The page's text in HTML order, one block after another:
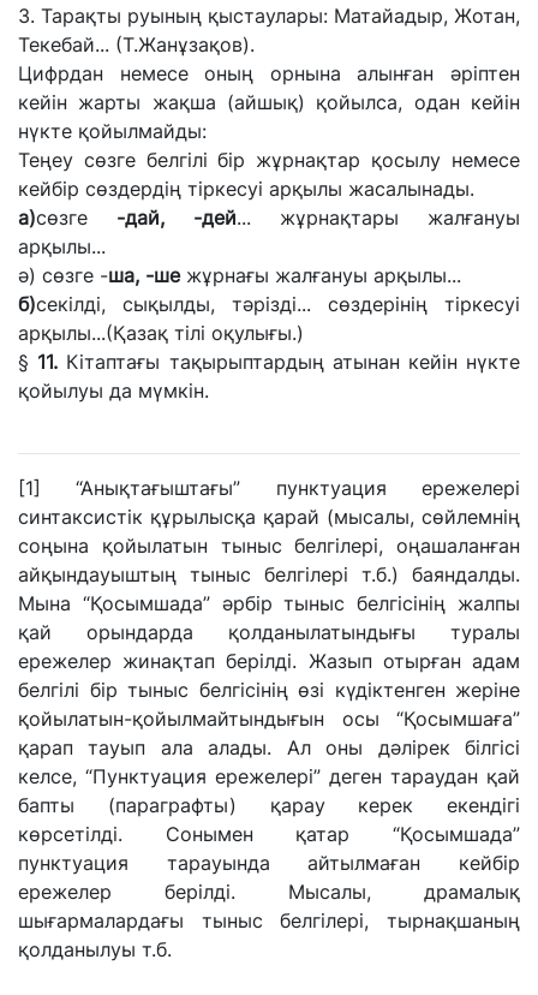
3. Тарақты руының қыстаулары: Матайадыр, Жотан,
Текебай... (Т.Жанұзақов).
Цифрдан немесеоның орнынаалынған әріптен
кейін жарты жақша (айшық) қойылса, одан кейін
нүкте қойылмайды:
Теңеу сөзге белгілі бір жұрнақтар қосылу немесе
кейбір сөздердің тіркесуі арқылы жасалынады.
а)сөзге -дай, -дей... жұрнақтары жалғануы
арқылы...
ә) сөзге -ша, -шежұрнағы жалғануы арқылы...
б)секілді, сықылды, тәрізді... сөздерінің тіркесуі
арқылы...(Қазақ тілі оқулығы.)
§ 11. Кітаптағы тақырыптардың атынан кейін нүкте
қойылуы да мүмкін.
[1]
“Анықтағыштағы” пунктуация ережелері
синтаксистік құрылысқа қарай (мысалы, сөйлемнің
соңына қойылатын тыныс белгілері, оңашаланған
айқындауыштың тыныс белгілері т.б.) баяндалды.
Мына “Қосымшада” әрбір тыныс белгісінің жалпы
қай орындарда қолданылатындығы туралы
ережелер жинақтап берілді. Жазып отырған адам
белгілі бір тыныс белгісінің өзі күдіктенген жеріне
қойылатын-қойылмайтындығын осы “Қосымшаға”
қарап тауып ала алады. Ал оны дәлірек білгісі
келсе, “Пунктуация ережелері” деген тараудан қай
бапты (параграфты) қарау керек екендігі
көрсетілді. Сонымен қатар “Қосымшада”
пунктуация тарауында айтылмаған кейбір
ережелер берілді. Мысалы, драмалық
шығармалардағы тыныс белгілері, тырнақшаның
қолданылуы т.б.